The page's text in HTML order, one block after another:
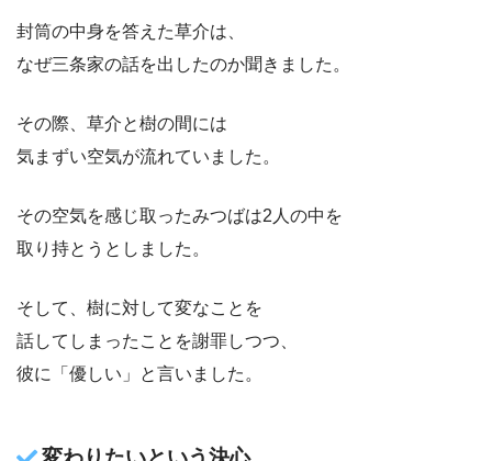
封筒の中身を答えた草介は、
なぜ三条家の話を出したのか聞きました。
その際、草介と樹の間には
気まずい空気が流れていました。
その空気を感じ取ったみつばは2人の中を
取り持とうとしました。
そして、樹に対して変なことを
話してしまったことを謝罪しつつ、
彼に「優しい」と言いました。